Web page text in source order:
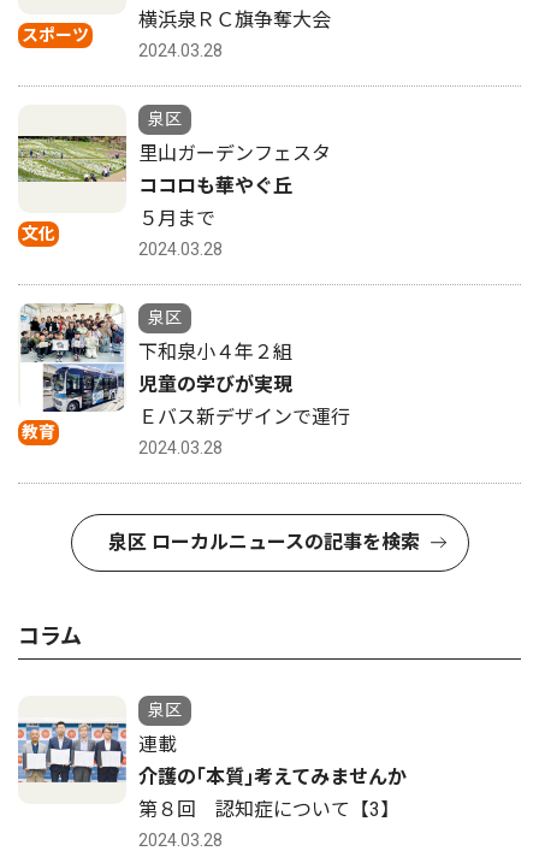
スポーツ
横浜泉ＲＣ旗争奪大会
2024.03.28
文化
泉区
里山ガーデンフェスタ
ココロも華やぐ丘
５月まで
2024.03.28
教育
泉区
下和泉小４年２組
児童の学びが実現
Ｅバス新デザインで運行
2024.03.28
泉区 ローカルニュースの記事を検索
コラム
泉区
連載
介護の｢本質｣考えてみませんか
第８回 認知症について【3】
2024.03.28